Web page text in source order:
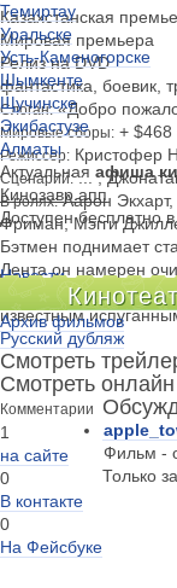
Темиртау
Уральске
Усть-Каменогорске
Шымкенте
Щучинске
Экибастузе
Алматы
Актуальная афиша
Кинозавр.апп
Доступен бесплатно
Новости
Киноклубы
Архив фильмов
Казахстанская
Мировая премьера
Релиз на DVD
фантастика, боевик,
Слоган:«Добро
Мировые сборы: + $468
Режиссер: Кристофер
Сценарий:... ,
В ролях:Аарон
Фриман, Мэгги
Бэтмен поднимает
Дента он намерен
эффективным, но
известным
Русский дубляж
Смотреть
Смотреть
Комментарии
1
на сайте
0
В контакте
0
На Фейсбуке
Фильм -
Только